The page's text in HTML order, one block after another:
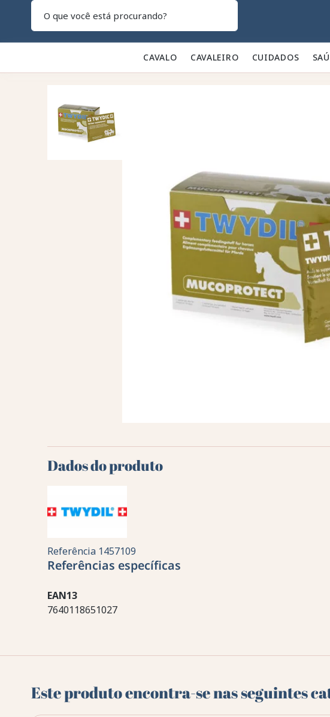
CAVALO 🐎 CAVALEIRO 👕 CUIDADOS 🪮
Dados do produto
Referência 1457109
Referências específicas
EAN13
7640118651027
Este produto encontra-se nas seguintes